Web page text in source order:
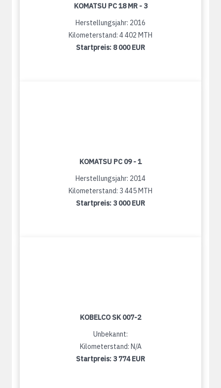
KOMATSU PC 18 MR - 3
Herstellungsjahr: 2016
Kilometerstand: 4 402 MTH
Startpreis: 8 000 EUR
KOMATSU PC 09 - 1
Herstellungsjahr: 2014
Kilometerstand: 3 445 MTH
Startpreis: 3 000 EUR
KOBELCO SK 007-2
Unbekannt:
Kilometerstand: N/A
Startpreis: 3 774 EUR